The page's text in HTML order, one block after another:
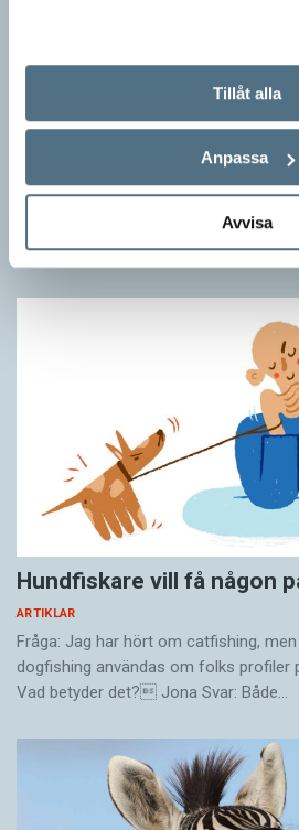
Tillåt alla
Anpassa
Avvisa
Pronomen avslöjar vem
Vid två års ålder har barn begränsad
meningsstruktur. Ändå har tvååringar
i turtagning i samtal. Förmågan
Hundfiskare vill få någon
ARTIKLAR
Fråga: Jag har hört om catfishing,
dogfishing användas om folks profiler
Vad betyder det? Jona Svar: Både…